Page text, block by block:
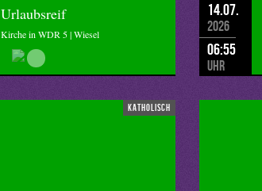
Urlaubsreif
Kirche in WDR 5 | Wiesel
14.07.
2026
06:55
Uhr
katholisch